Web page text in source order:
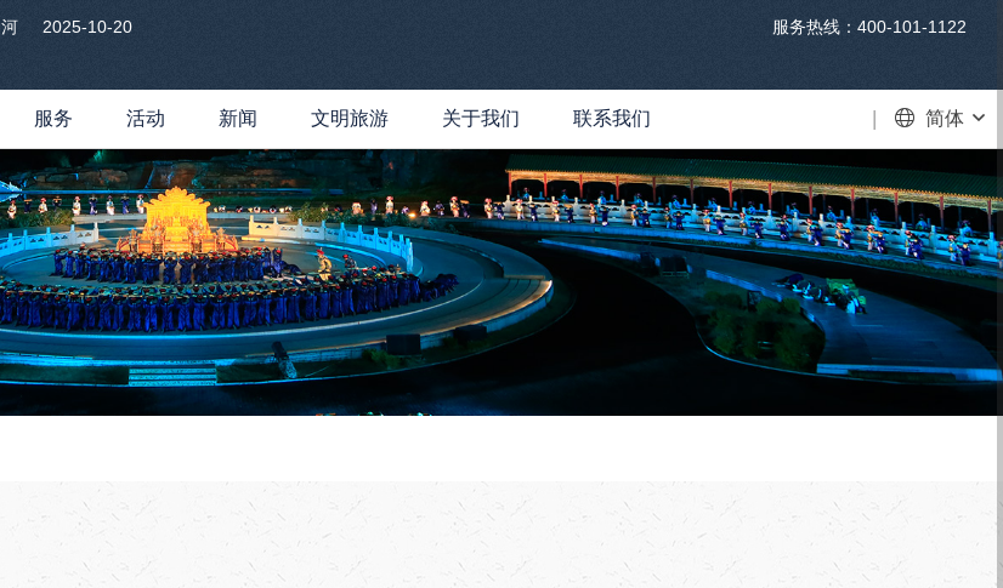
2025-10-20 服务热线：400-101-1122
服务 活动 新闻 文明旅游 关于我们 联系我们 简体